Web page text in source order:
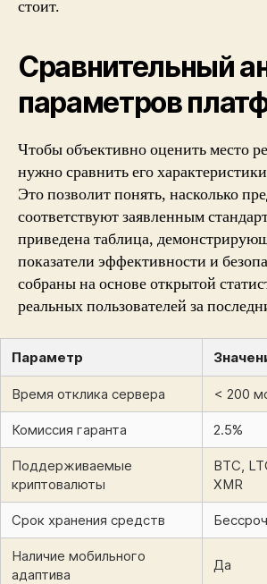
стоит.
Сравнительный
параметров
Чтобы объективно оценить место
нужно сравнить его
Это позволит понять, насколько
соответствуют заявленным
приведена таблица,
показатели эффективности и
собраны на основе открытой
реальных пользователей за
Параметр
Время отклика сервера < 200
Комиссия гаранта 2.5%
Поддерживаемые
криптовалюты
BTC,
XMR
Срок хранения средств
Наличие мобильного
адаптива
Да